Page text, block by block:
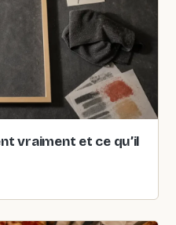
vraiment et ce qu’il